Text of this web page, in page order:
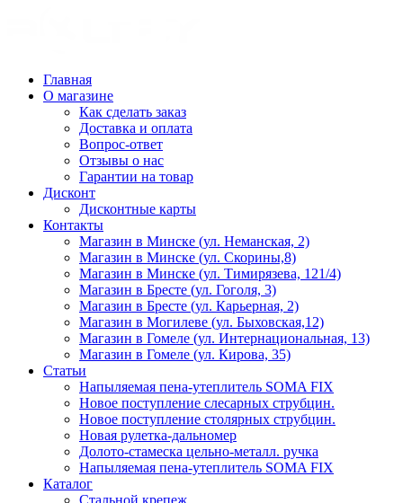
Главная
О магазине
Как сделать заказ
Доставка и оплата
Вопрос-ответ
Отзывы о нас
Гарантии на товар
Дисконт
Дисконтные карты
Контакты
Магазин в Минске (ул. Неманская, 2)
Магазин в Минске (ул. Скорины,8)
Магазин в Минске (ул. Тимирязева, 121/4)
Магазин в Бресте (ул. Гоголя, 3)
Магазин в Бресте (ул. Карьерная, 2)
Магазин в Могилеве (ул. Быховская,12)
Магазин в Гомеле (ул. Интернациональная, 13)
Магазин в Гомеле (ул. Кирова, 35)
Статьи
Напыляемая пена-утеплитель SOMA FIX
Новое поступление слесарных струбцин.
Новое поступление столярных струбцин.
Новая рулетка-дальномер
Долото-стамеска цельно-металл. ручка
Напыляемая пена-утеплитель SOMA FIX
Каталог
Стальной крепеж